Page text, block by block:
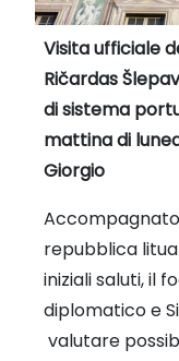
Visita ufficiale
Ričardas
di sistema
mattina di
Giorgio
repubblica
iniziali saluti, il
diplomatico e
valutare